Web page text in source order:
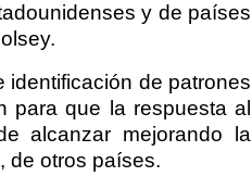
y de países
identificación de patrones
para que la respuesta al
alcanzar mejorando la
de otros países.